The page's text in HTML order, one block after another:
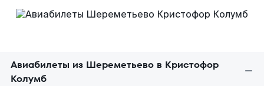
Авиабилеты из Шереметьево в Кристофор
Колумб